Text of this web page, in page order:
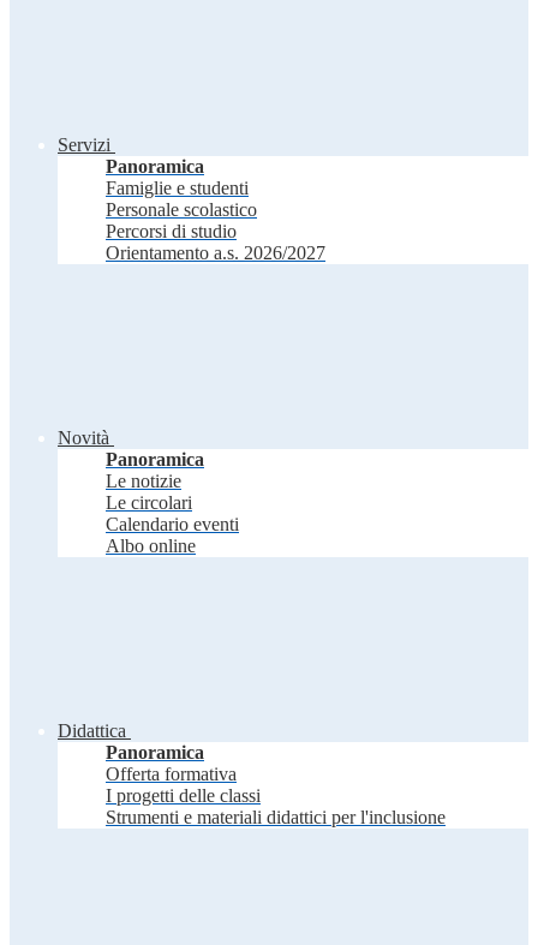
Servizi
Panoramica
Famiglie e studenti
Personale scolastico
Percorsi di studio
Orientamento a.s. 2026/2027
Novità
Panoramica
Le notizie
Le circolari
Calendario eventi
Albo online
Didattica
Panoramica
Offerta formativa
I progetti delle classi
Strumenti e materiali didattici per l'inclusione